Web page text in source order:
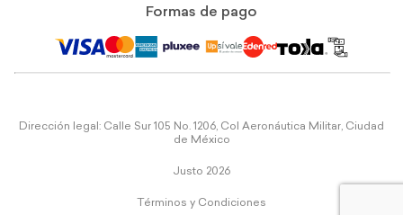
Formas de pago
Dirección legal: Calle Sur 105 No. 1206, Col Aeronáutica Militar, Ciudad
de México
Justo 2026
Términos y Condiciones